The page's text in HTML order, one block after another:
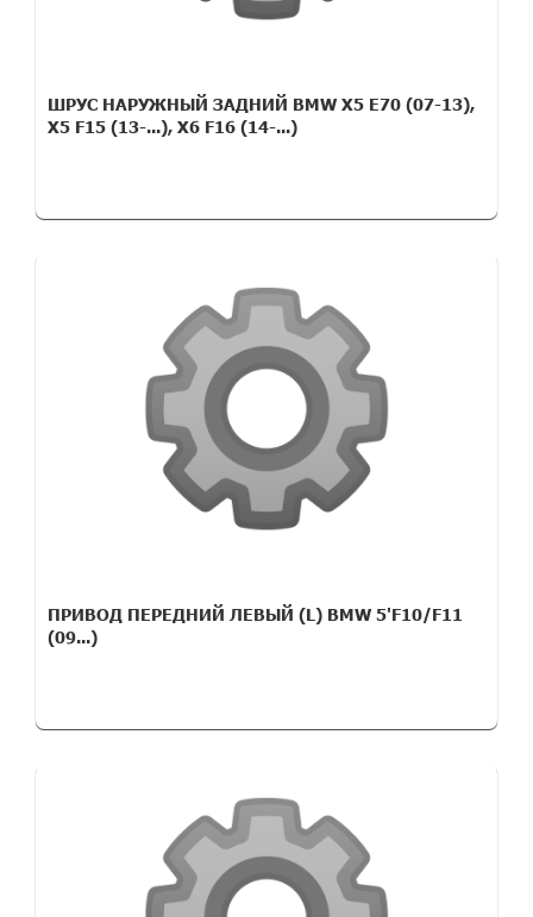
ШРУС НАРУЖНЫЙ ЗАДНИЙ BMW X5 E70 (07-13),
X5 F15 (13-...), X6 F16 (14-...)
ПРИВОД ПЕРЕДНИЙ ЛЕВЫЙ (L) BMW 5'F10/F11
(09...)